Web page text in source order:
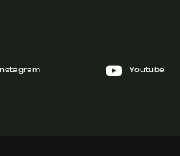
Youtube